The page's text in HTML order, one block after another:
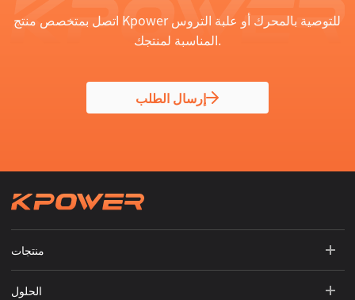
اتصل بمتخصص منتج Kpower للتوصية بالمحرك أو علبة التروس
المناسبة لمنتجك.
إرسال الطلب
منتجات
الحلول